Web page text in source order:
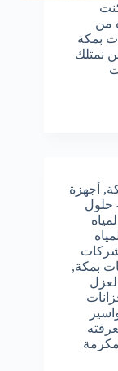
إذا كنت
من
بمكة
نمتلك
, أجهزة
حلول
بمكة,
لعزل